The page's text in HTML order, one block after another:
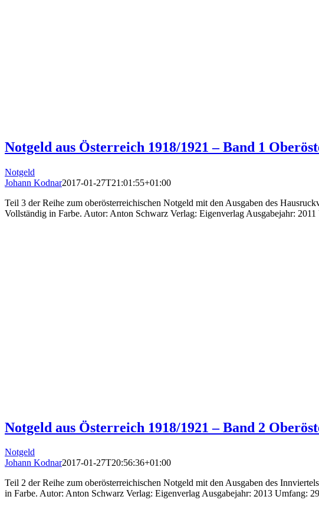
Notgeld aus Österreich 1918/1921 – Band 1
Notgeld
Johann Kodnar2017-01-27T21:01:55+01:00
Teil 3 der Reihe zum oberösterreichischen Notgeld mit den Ausgaben des
Vollständig in Farbe. Autor: Anton Schwarz Verlag: Eigenverlag Ausgabejahr:
Notgeld aus Österreich 1918/1921 – Band 2
Notgeld
Johann Kodnar2017-01-27T20:56:36+01:00
Teil 2 der Reihe zum oberösterreichischen Notgeld mit den Ausgaben des
in Farbe. Autor: Anton Schwarz Verlag: Eigenverlag Ausgabejahr: 2013 Umfang: